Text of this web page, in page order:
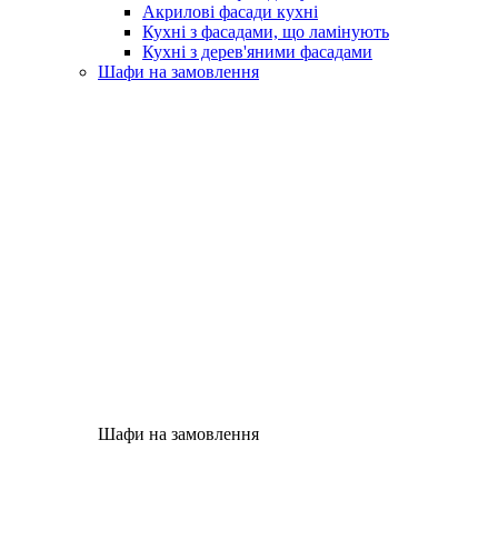
Акрилові фасади кухні
Кухні з фасадами, що ламінують
Кухні з дерев'яними фасадами
Шафи на замовлення
Шафи на замовлення